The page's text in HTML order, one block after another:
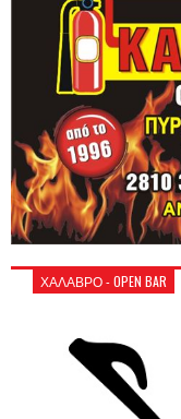
ΧΑΛΑΒΡΟ - OPEN BAR